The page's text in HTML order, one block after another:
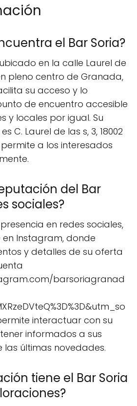
el Bar Soria?
en la calle Laurel de
pleno centro de Granada,
su acceso y lo
de encuentro accesible
y locales por igual. Su
C. Laurel de las s, 3, 18002
a los interesados
del Bar
sociales?
en redes sociales,
Instagram, donde
y detalles de su oferta
barsoriagranad
interactuar con su
informados a sus
las últimas novedades.
tiene el Bar Soria